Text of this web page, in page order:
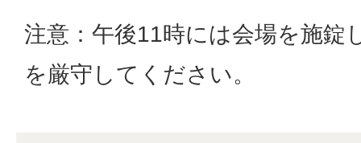
注意：午後11時には会場を施錠
を厳守してください。